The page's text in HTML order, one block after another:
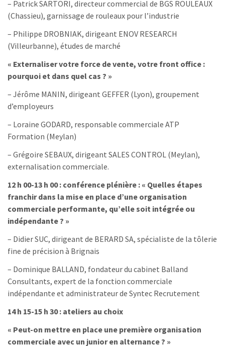
– Patrick SARTORI, directeur commercial de BGS ROULEAUX
(Chassieu), garnissage de rouleaux pour l’industrie
– Philippe DROBNIAK, dirigeant ENOV RESEARCH
(Villeurbanne), études de marché
« Externaliser votre force de vente, votre front office :
pourquoi et dans quel cas ? »
– Jérôme MANIN, dirigeant GEFFER (Lyon), groupement
d’employeurs
– Loraine GODARD, responsable commerciale ATP
Formation (Meylan)
– Grégoire SEBAUX, dirigeant SALES CONTROL (Meylan),
externalisation commerciale.
12 h 00-13 h 00 : conférence plénière : « Quelles étapes
franchir dans la mise en place d’une organisation
commerciale performante, qu’elle soit intégrée ou
indépendante ? »
– Didier SUC, dirigeant de BERARD SA, spécialiste de la tôlerie
fine de précision à Brignais
– Dominique BALLAND, fondateur du cabinet Balland
Consultants, expert de la fonction commerciale
indépendante et administrateur de Syntec Recrutement
14 h 15-15 h 30 : ateliers au choix
« Peut-on mettre en place une première organisation
commerciale avec un junior en alternance ? »